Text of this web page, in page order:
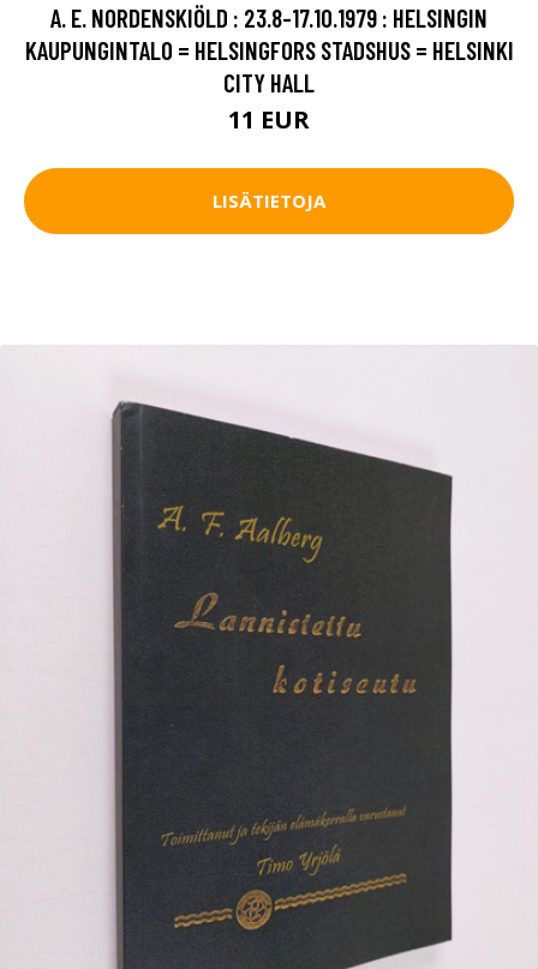
A. E. NORDENSKIÖLD : 23.8-17.10.1979 : HELSINGIN
KAUPUNGINTALO = HELSINGFORS STADSHUS = HELSINKI
CITY HALL
11 EUR
LISÄTIETOJA